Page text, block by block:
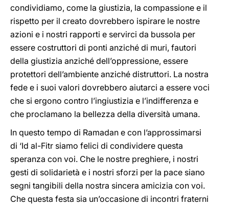
condividiamo, come la giustizia, la compassione e il
rispetto per il creato dovrebbero ispirare le nostre
azioni e i nostri rapporti e servirci da bussola per
essere costruttori di ponti anziché di muri, fautori
della giustizia anziché dell’oppressione, essere
protettori dell’ambiente anziché distruttori. La nostra
fede e i suoi valori dovrebbero aiutarci a essere voci
che si ergono contro l’ingiustizia e l’indifferenza e
che proclamano la bellezza della diversità umana.
In questo tempo di Ramadan e con l’approssimarsi
di ‘Id al-Fitr siamo felici di condividere questa
speranza con voi. Che le nostre preghiere, i nostri
gesti di solidarietà e i nostri sforzi per la pace siano
segni tangibili della nostra sincera amicizia con voi.
Che questa festa sia un’occasione di incontri fraterni